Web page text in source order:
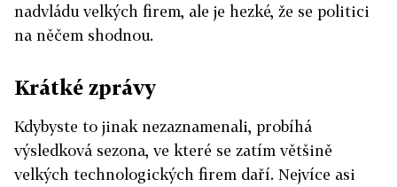
nadvládu velkých firem, ale je hezké, že se politici
na něčem shodnou.
Krátké zprávy
Kdybyste to jinak nezaznamenali, probíhá
výsledková sezona, ve které se zatím většině
velkých technologických firem daří. Nejvíce asi